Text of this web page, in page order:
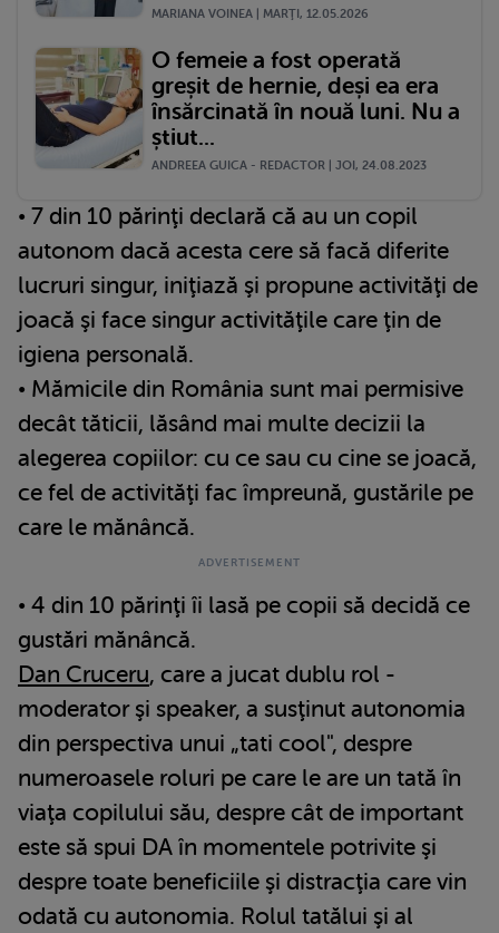
MARIANA VOINEA | MARŢI, 12.05.2026
O femeie a fost operată
greșit de hernie, deși ea era
însărcinată în nouă luni. Nu a
știut...
ANDREEA GUICA - REDACTOR | JOI, 24.08.2023
• 7 din 10 părinţi declară că au un copil
autonom dacă acesta cere să facă diferite
lucruri singur, iniţiază şi propune activităţi de
joacă şi face singur activităţile care ţin de
igiena personală.
• Mămicile din România sunt mai permisive
decât tăticii, lăsând mai multe decizii la
alegerea copiilor: cu ce sau cu cine se joacă,
ce fel de activităţi fac împreună, gustările pe
care le mănâncă.
• 4 din 10 părinţi îi lasă pe copii să decidă ce
gustări mănâncă.
Dan Cruceru, care a jucat dublu rol -
moderator şi speaker, a susţinut autonomia
din perspectiva unui „tati cool", despre
numeroasele roluri pe care le are un tată în
viaţa copilului său, despre cât de important
este să spui DA în momentele potrivite şi
despre toate beneficiile şi distracţia care vin
odată cu autonomia. Rolul tatălui şi al